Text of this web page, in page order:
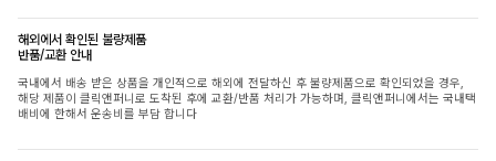
해외에서 확인된 불량제품
반품/교환 안내
국내에서 배송 받은 상품을 개인적으로 해외에 전달하신 후 불량제품으로 확인되었을 경우,
해당 제품이 클릭앤퍼니로 도착된 후에 교환/반품 처리가 가능하며, 클릭앤퍼니에서는 국내택
배비에 한해서 운송비를 부담 합니다